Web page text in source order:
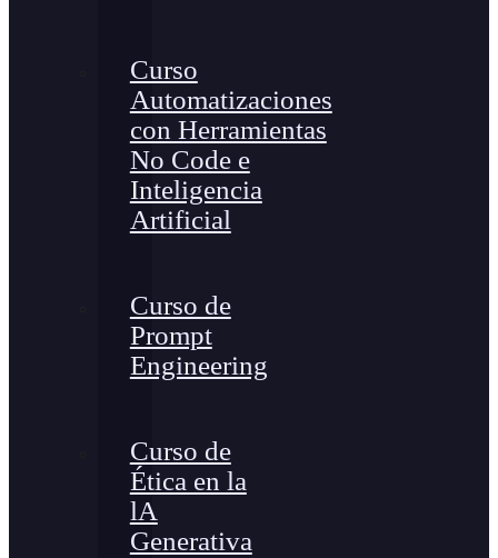
Curso
Automatizaciones
con Herramientas
No Code e
Inteligencia
Artificial
Curso de
Prompt
Engineering
Curso de
Ética en la
lA
Generativa